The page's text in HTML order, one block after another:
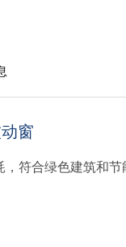
窗
符合绿色建筑和节